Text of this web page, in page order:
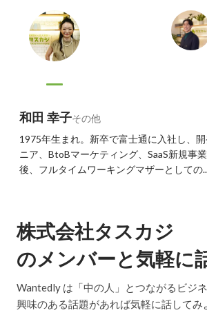
和田 幸子その他
1975年生まれ。新卒で富士通に入社し、
ニア、BtoBマーケティング、SaaS新規事
後、フルタイムワーキングマザーとしての
株式会社タスカジ
のメンバーと気軽に
Wantedly は「中の人」とつながるビジネ
興味のある話題があれば気軽に話してみ